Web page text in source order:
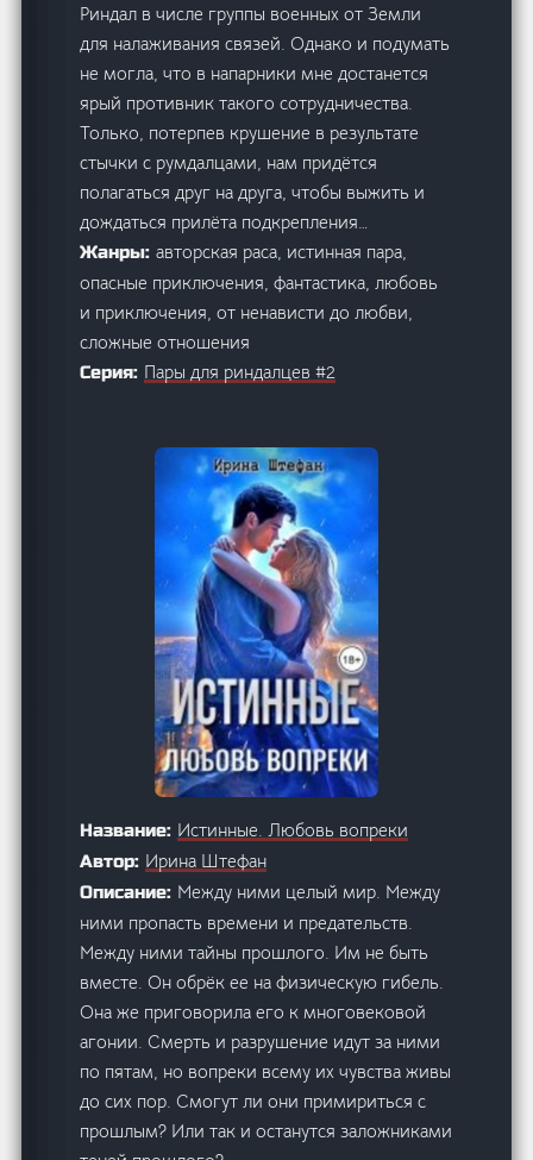
Риндал в числе группы военных от Земли
для налаживания связей. Однако и подумать
не могла, что в напарники мне достанется
ярый противник такого сотрудничества.
Только, потерпев крушение в результате
стычки с румдалцами, нам придётся
полагаться друг на друга, чтобы выжить и
дождаться прилёта подкрепления…
Жанры:авторская раса, истинная пара,
опасные приключения, фантастика, любовь
и приключения, от ненависти до любви,
сложные отношения
Серия: Пары для риндалцев #2
Название: Истинные. Любовь вопреки
Автор: Ирина Штефан
Описание: Между ними целый мир. Между
ними пропасть времени и предательств.
Между ними тайны прошлого. Им не быть
вместе. Он обрёк ее на физическую гибель.
Она же приговорила его к многовековой
агонии. Смерть и разрушение идут за ними
по пятам, но вопреки всему их чувства живы
до сих пор. Смогут ли они примириться с
прошлым? Или так и останутся заложниками